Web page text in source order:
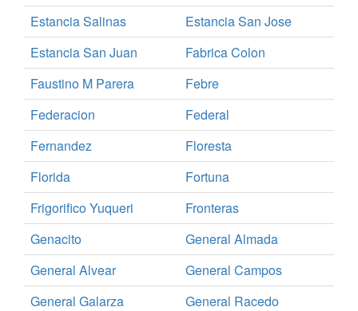
Estancia Salinas
Estancia San Jose
Estancia San Juan
Fabrica Colon
Faustino M Parera
Febre
Federacion
Federal
Fernandez
Floresta
Florida
Fortuna
Frigorifico Yuqueri
Fronteras
Genacito
General Almada
General Alvear
General Campos
General Galarza
General Racedo